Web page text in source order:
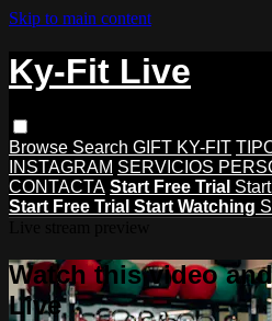
Skip to main content
Ky-Fit Live
Browse Search GIFT KY-FIT
INSTAGRAM SERVICIOS
CONTACTA Start Free Trial
Start Free Trial Start Watching
Watch this video
Live